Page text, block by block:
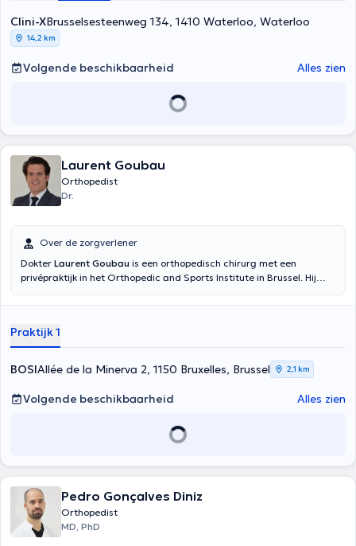
Clini-XBrusselsesteenweg 134, 1410 Waterloo, Waterloo
14,2 km
Volgende beschikbaarheid Alles zien
Laurent Goubau
Orthopedist
Dr.
Over de zorgverlener
Dokter Laurent Goubau is een orthopedisch chirurg met een
privépraktijk in het Orthopedic and Sports Institute in Brussel. Hij
Goubau behaalde zijn master Algemene Geneeskunde in 2010 aan
Chirurg in het UZ Gent. Hij heeft ook ervaring opgedaan als fellow in
het buitenland waaronder Zwitserland, V.K., Spanje, USA en
Canada. Dr. Goubau is gespecialiseerd in orthopedische voet- en
enkelchirurgie. Hij volgt dan ook regelmatig bijscholingen en
conferenties over enkelprotheses, enkel instabiliteit, hallux valgus en
minimaal invasieve chirurgie. Dr. Laurent Goubau is tevens voorzitter
Praktijk 1
BOSIAllée de la Minerva 2, 1150 Bruxelles, Brussel 2,1 km
Volgende beschikbaarheid Alles zien
Pedro Gonçalves Diniz
Orthopedist
MD, PhD